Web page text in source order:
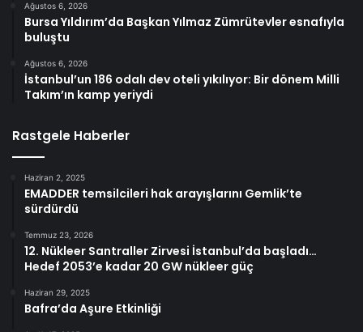
Ağustos 6, 2026
Bursa Yıldırım’da Başkan Yılmaz Zümrütevler esnafıyla
buluştu
Ağustos 6, 2026
İstanbul’un 186 odalı dev oteli yıkılıyor: Bir dönem Milli
Takım’ın kamp yeriydi
Rastgele Haberler
Haziran 2, 2025
EMADDER temsilcileri hak arayışlarını Gemlik’te
sürdürdü
Temmuz 23, 2026
12. Nükleer Santraller Zirvesi İstanbul’da başladı…
Hedef 2053’e kadar 20 GW nükleer güç
Haziran 29, 2025
Bafra’da Aşure Etkinliği